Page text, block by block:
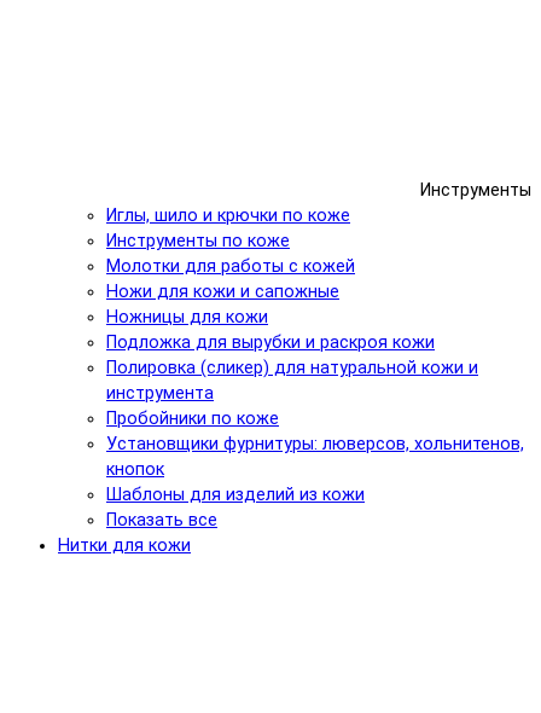
Инструменты
Иглы, шило и крючки по коже
Инструменты по коже
Молотки для работы с кожей
Ножи для кожи и сапожные
Ножницы для кожи
Подложка для вырубки и раскроя кожи
Полировка (сликер) для натуральной кожи и
инструмента
Пробойники по коже
Установщики фурнитуры: люверсов, хольнитенов,
кнопок
Шаблоны для изделий из кожи
Показать все
Нитки для кожи